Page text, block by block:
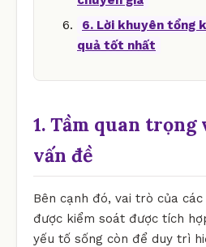
6. Lời khuyên tổng
quả tốt nhất
1. Tầm quan trọng
vấn đề
Bên cạnh đó, vai trò của
được kiểm soát được tích
yếu tố sống còn để duy trì